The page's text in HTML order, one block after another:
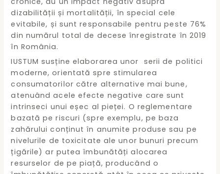
dizabilității și mortalității, în special cele
evitabile, și sunt responsabile pentru peste 76%
din numărul total de decese înregistrate în 2019
în România.
IUSTUM susține elaborarea unor serii de politici
moderne, orientată spre stimularea
consumatorilor către alternative mai bune,
atenuând acele efecte negative care sunt
intrinseci unui eșec al pieței. O reglementare
bazată pe riscuri (spre exemplu, pe baza
zahărului conținut în anumite produse sau pe
nivelurile de toxicitate ale unor bunuri precum
țigările) ar putea îmbunătăți alocarea
resurselor de pe piață, producând o